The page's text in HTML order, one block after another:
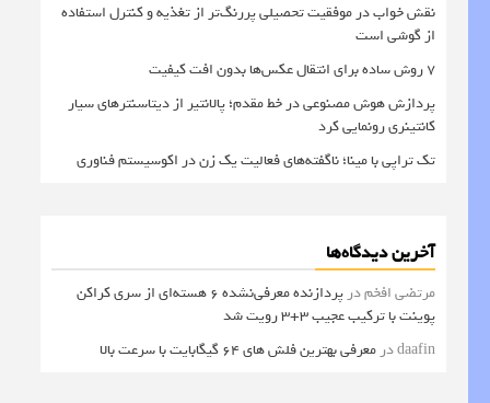
نقش خواب در موفقیت تحصیلی پررنگ‌تر از تغذیه و کنترل استفاده
از گوشی است
۷ روش ساده برای انتقال عکس‌ها بدون افت کیفیت
پردازش هوش مصنوعی در خط مقدم؛ پالانتیر از دیتاسنترهای سیار
کانتینری رونمایی کرد
تک تراپی با مینا؛ ناگفته‌های فعالیت یک زن در اکوسیستم فناوری
آخرین دیدگاه‌ها
مرتضی افخمدر
پردازنده معرفی‌نشده 6 هسته‌ای از سری کراکن
پوینت با ترکیب عجیب 3+3 رویت شد
daafinدر معرفی بهترین فلش های 64 گیگابایت با سرعت بالا